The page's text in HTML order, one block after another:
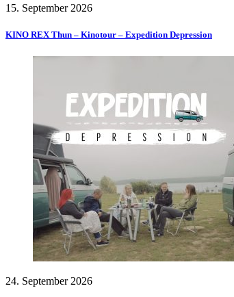
15. September 2026
KINO REX Thun – Kinotour – Expedition Depression
24. September 2026